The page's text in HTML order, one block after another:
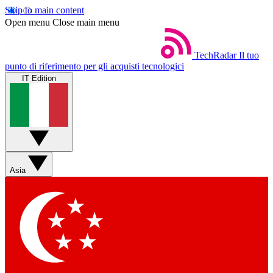
Skip to main content
Open menu Close main menu
TechRadar Il tuo
punto di riferimento per gli acquisti tecnologici
IT Edition
Asia